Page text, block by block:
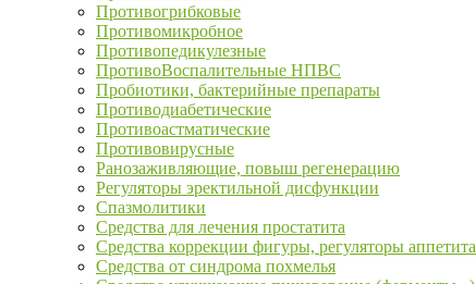
Противогрибковые
Противомикробное
Противопедикулезные
ПротивоВоспалительные НПВС
Пробиотики, бактерийные препараты
Противодиабетические
Противоастматические
Противовирусные
Ранозаживляющие, повыш регенерацию
Регуляторы эректильной дисфункции
Спазмолитики
Средства для лечения простатита
Средства коррекции фигуры, регуляторы аппетита
Средства от синдрома похмелья